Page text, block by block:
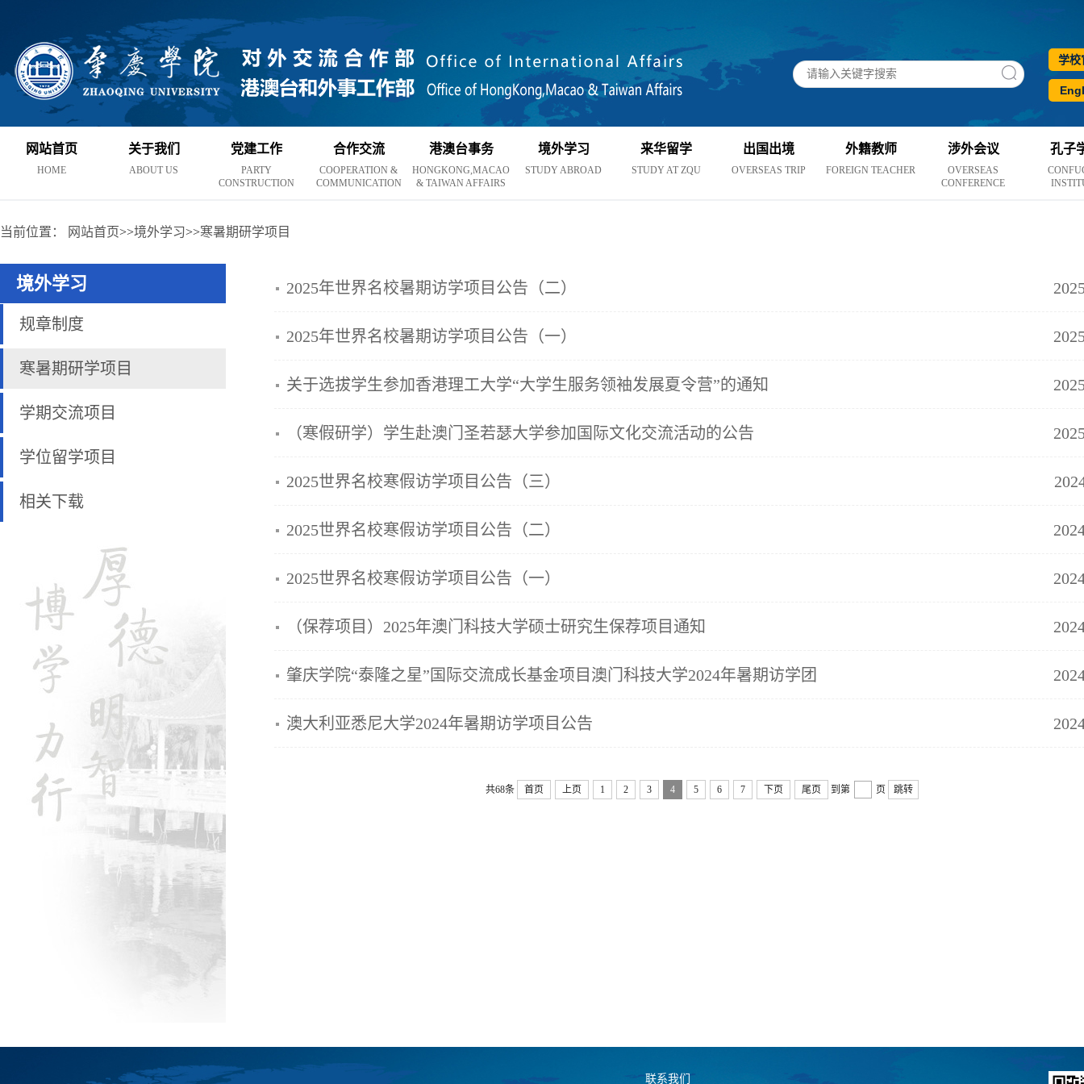
学校
网站首页
HOME
关于我们
ABOUT US
党建工作
PARTY
CONSTRUCTION
合作交流
COOPERATION &
COMMUNICATION
港澳台事务
HONGKONG,MACAO
& TAIWAN AFFAIRS
境外学习
STUDY ABROAD
来华留学
STUDY AT ZQU
出国出境
OVERSEAS TRIP
外籍教师
FOREIGN TEACHER
涉外会议
OVERSEAS
CONFERENCE
孔子
当前位置： 网站首页>>境外学习>>寒暑期研学项目
境外学习
规章制度
寒暑期研学项目
学期交流项目
学位留学项目
相关下载
2025年世界名校暑期访学项目公告（二）
2025年世界名校暑期访学项目公告（一）
关于选拔学生参加香港理工大学“大学生服务领袖发展夏令营”的通知
（寒假研学）学生赴澳门圣若瑟大学参加国际文化交流活动的公告
2025世界名校寒假访学项目公告（三）
2025世界名校寒假访学项目公告（二）
2025世界名校寒假访学项目公告（一）
（保荐项目）2025年澳门科技大学硕士研究生保荐项目通知
肇庆学院“泰隆之星”国际交流成长基金项目澳门科技大学2024年暑期访学团
澳大利亚悉尼大学2024年暑期访学项目公告
共68条 首页 上页 1 2 3 4 5 6 7 下页 尾页 到第 页 跳转
联系我们